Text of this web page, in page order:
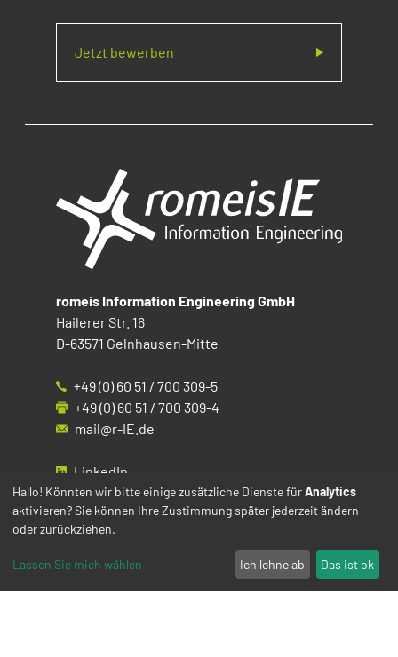
Jetzt bewerben
romeis Information Engineering GmbH
Hailerer Str. 16
D-63571 Gelnhausen-Mitte
+49 (0) 60 51 / 700 309-5
+49 (0) 60 51 / 700 309-4
mail@r-IE.de
LinkedIn
Instagram
Facebook
YouTube
Hallo! Könnten wir bitte einige zusätzliche Dienste fürAnalytics
aktivieren? Sie können Ihre Zustimmung später jederzeit ändern
oder zurückziehen.
Lassen Sie mich wählen Ich lehne ab Das ist ok